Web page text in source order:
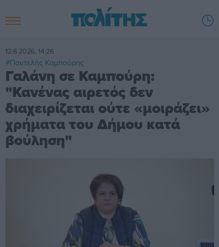
12.6.2026, 14:26
#Παντελής Καμπούρης
Γαλάνη σε Καμπούρη:
"Κανένας αιρετός δεν
διαχειρίζεται ούτε «μοιράζει»
χρήματα του Δήμου κατά
βούληση"